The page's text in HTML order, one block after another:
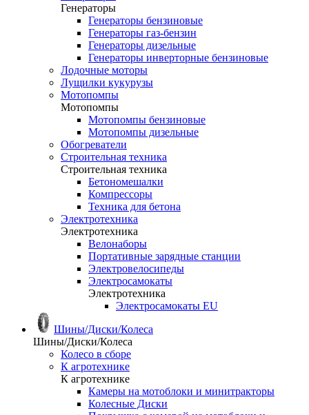
Генераторы
Генераторы бензиновые
Генераторы газ-бензин
Генераторы дизельные
Генераторы инверторные бензиновые
Лодочные моторы
Лущилки кукурузы
Мотопомпы
Мотопомпы
Мотопомпы бензиновые
Мотопомпы дизельные
Обогреватели
Строительная техника
Строительная техника
Бетономешалки
Компрессоры
Техника для бетона
Электротехника
Электротехника
Велонаборы
Портативные зарядные станции
Электровелосипеды
Электросамокаты
Электротехника
Электросамокаты EU
Шины/Диски/Колеса
Шины/Диски/Колеса
Колесо в сборе
К агротехнике
К агротехнике
Камеры на мотоблоки и минитракторы
Колесные Диски